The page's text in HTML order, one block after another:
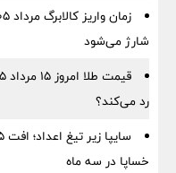
شارژ می‌شود
رد می‌کند؟
خساپا در سه ماه